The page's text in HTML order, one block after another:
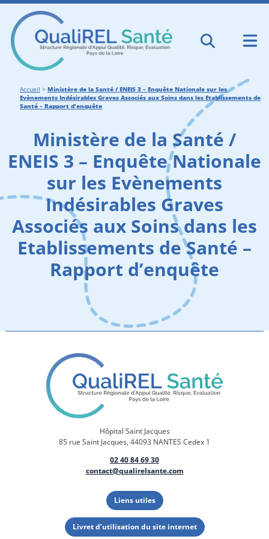
Accueil > Ministère de la Santé / ENEIS 3 – Enquête Nationale sur les
Evènements Indésirables Graves Associés aux Soins dans les Etablissements de
Santé – Rapport d’enquête
Ministère de la Santé /
ENEIS 3 – Enquête Nationale
sur les Evènements
Indésirables Graves
Associés aux Soins dans les
Etablissements de Santé –
Rapport d’enquête
Hôpital Saint Jacques
85 rue Saint Jacques, 44093 NANTES Cedex 1
02 40 84 69 30
contact@qualirelsante.com
Liens utiles
Livret d’utilisation du site internet